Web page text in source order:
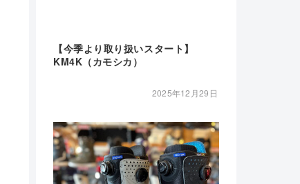
【今季より取り扱いスタート】
KM4K（カモシカ）
2025年12月29日